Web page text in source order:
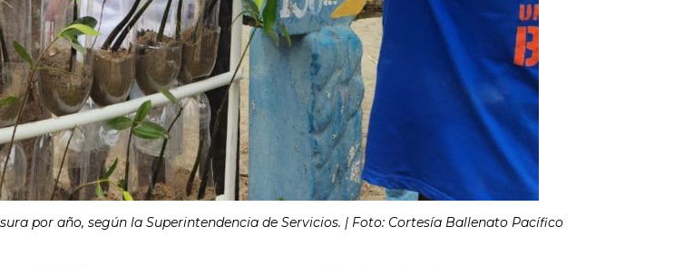
por año, según la Superintendencia de Servicios. | Foto: Cortesía Ballenato Pacífico